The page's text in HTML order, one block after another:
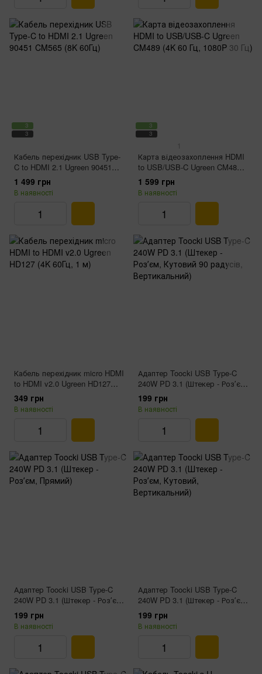
3
3
Кабель перехідник USB Type-
C to HDMI 2.1 Ugreen 90451
CM565 (8K 60Гц)
1 499 грн
В наявності
3
3
1
Карта відеозахоплення HDMI
to USB/USB-C Ugreen CM489
(4K 60 Гц, 1080P 30 Гц)
1 599 грн
В наявності
Кабель перехідник micro HDMI
to HDMI v2.0 Ugreen HD127
(4K 60Гц, 1 м)
349 грн
В наявності
Адаптер Toocki USB Type‑C
240W PD 3.1 (Штекер - Розʼєм,
Кутовий 90 радусів,
Вертикальний)
199 грн
В наявності
Адаптер Toocki USB Type‑C
240W PD 3.1 (Штекер - Розʼєм,
Прямий)
199 грн
В наявності
Адаптер Toocki USB Type‑C
240W PD 3.1 (Штекер - Розʼєм,
Кутовий, Вертикальний)
199 грн
В наявності